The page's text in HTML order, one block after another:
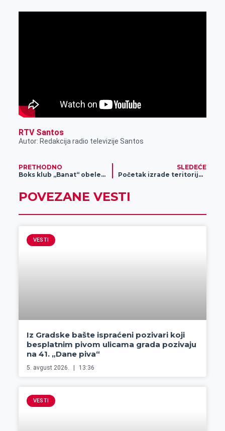
RTV Santos
Autor: Redakcija radio televizije Santos
PRETHODNO
Boks klub „Banat“ obeležio 80 godina postojanja
SLEDEĆE
Početak izrade teritorijalne strategije urbanog područja grada Zrenjanina i partnerskih opština
POVEZANE VESTI
VESTI
Iz Gradske bašte ispraćeni pozivari koji
besplatnim pivom ulicama grada pozivaju
na 41. „Dane piva“
5. avgust 2026. 13:36
VESTI